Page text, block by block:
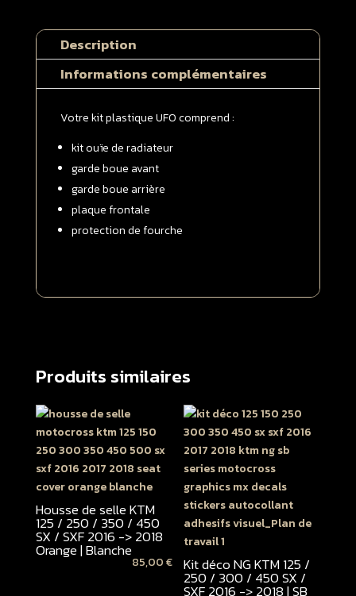
125
/
/
/
SX
/
SXF
2016
-
complet
Description
Informations complémentaires
Votre kit plastique UFO comprend :
kit ouïe de radiateur
garde boue avant
garde boue arrière
plaque frontale
protection de fourche
Produits similaires
Housse de selle KTM
125 / 250 / 350 / 450
SX / SXF 2016 -> 2018
Orange | Blanche
85,00€ Kit déco NG KTM 125 /
250 / 300 / 450 SX /
SXF 2016 -> 2018 | SB